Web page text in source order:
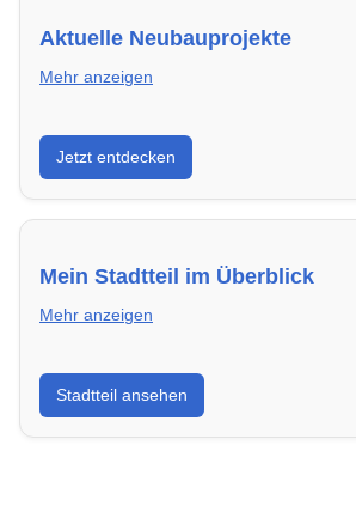
Aktuelle Neubauprojekte
Mehr anzeigen
Entdecke Neubauprojekte in Siegen
energieeffizient und sofort
Jetzt entdecken
Mein Stadtteil im Überblick
Mehr anzeigen
Erfahre mehr über deinen Stadtteil in
Lebensqualität, Verkehrsanbindung,
Freizeitmöglichkeiten und Mietpreise.
Stadtteil ansehen